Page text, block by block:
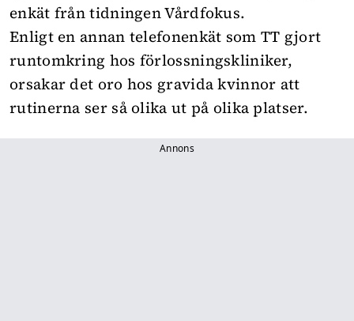
enkät från tidningen Vårdfokus.
Enligt en annan telefonenkät som TT gjort
runtomkring hos förlossningskliniker,
orsakar det oro hos gravida kvinnor att
rutinerna ser så olika ut på olika platser.
Annons